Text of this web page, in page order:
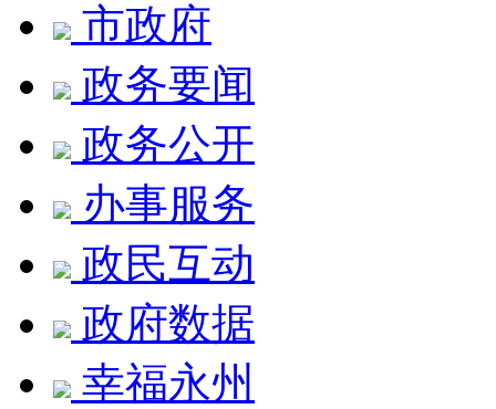
市政府
政务要闻
政务公开
办事服务
政民互动
政府数据
幸福永州